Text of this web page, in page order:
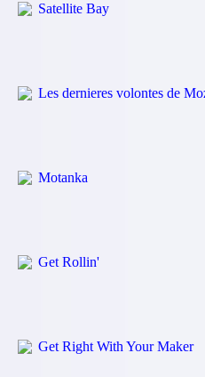
Satellite Bay
Les dernieres volontes de
Motanka
Get Rollin'
Get Right With Your Maker